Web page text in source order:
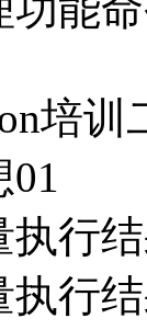
功能
培训
01
执行
执行